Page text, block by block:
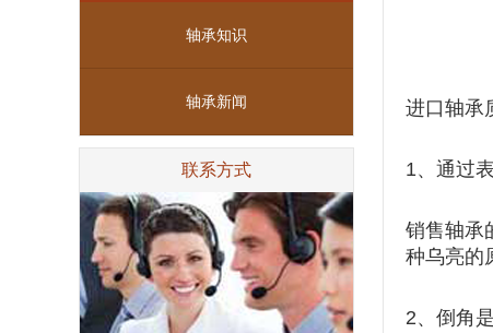
轴承知识
轴承新闻
联系方式
进口轴承
1、通过
销售轴承
种乌亮的
2、倒角